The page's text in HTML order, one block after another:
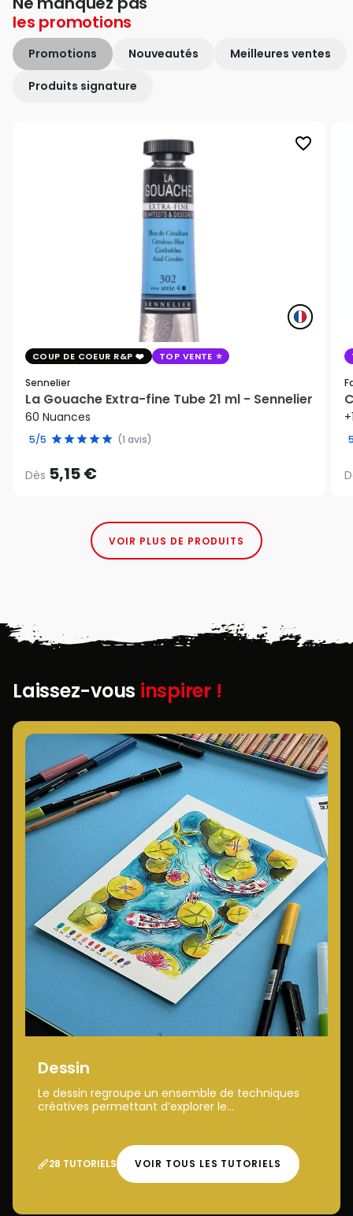
les promotions
Promotions Nouveautés Meilleures ventes
Produits signature
favorite_border
COUP DE COEUR R&P TOP VENTE
Sennelier
La Gouache Extra-fine Tube 21 ml - Sennelier
60 Nuances
5/5 (1 avis)
Dès 5,15 €
VOIR PLUS DE PRODUITS
Laissez-vous inspirer !
Dessin
Le dessin regroupe un ensemble de techniques
créatives permettant d’explorer le...
28 TUTORIELS VOIR TOUS LES TUTORIELS